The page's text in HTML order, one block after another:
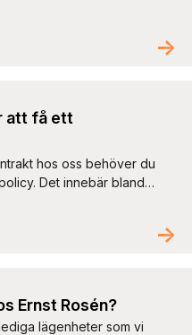
att få ett
hos oss behöver du
Det innebär bland
om vad som gäller i vår
i […]
Ernst Rosén?
lägenheter som vi